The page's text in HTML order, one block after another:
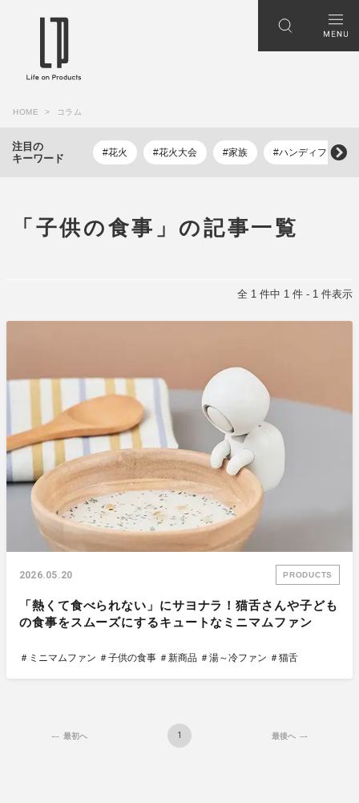
HOME コラム
注目の
キーワード
#花火 #花火大会 #家族 #ハンディファン
「子供の食事」の記事一覧
全 1 件中 1 件 - 1 件表示
2026.05.20 PRODUCTS
「熱くて食べられない」にサヨナラ！猫舌さんや子ども
の食事をスムーズにするキュートなミニマムファン
＃ミニマムファン ＃子供の食事 ＃新商品 ＃湯～冷ファン ＃猫舌
最初へ 1 最後へ